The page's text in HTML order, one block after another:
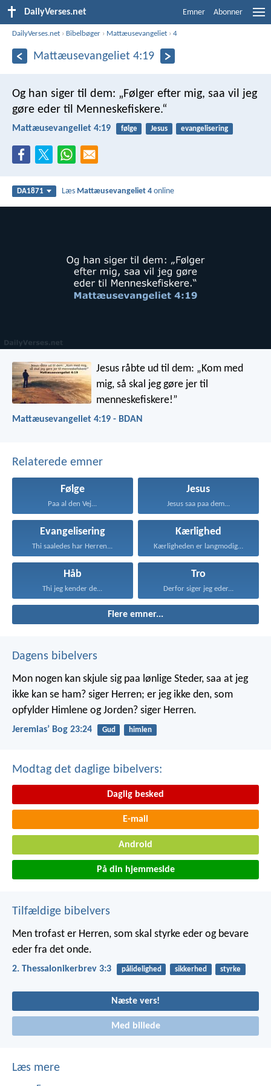
DailyVerses.net Emner Abonner
DailyVerses.net › Bibelbøger › Mattæusevangeliet ›4
Mattæusevangeliet 4:19
Og han siger til dem: „Følger efter mig, saa vil jeg
gøre eder til Menneskefiskere.“
Mattæusevangeliet 4:19 følge Jesus evangelisering
DA1871 Læs Mattæusevangeliet 4 online
Jesus råbte ud til dem: „Kom med
mig, så skal jeg gøre jer til
menneskefiskere!”
Mattæusevangeliet 4:19 - BDAN
Relaterede emner
Følge
Paa al den Vej...
Jesus
Jesus saa paa dem...
Evangelisering
Thi saaledes har Herren...
Kærlighed
Kærligheden er langmodig, er...
Håb
Thi jeg kender de...
Tro
Derfor siger jeg eder...
Flere emner...
Dagens bibelvers
Mon nogen kan skjule sig paa lønlige Steder, saa at jeg
ikke kan se ham? siger Herren; er jeg ikke den, som
opfylder Himlene og Jorden? siger Herren.
Jeremiasʼ Bog 23:24 Gud himlen
Modtag det daglige bibelvers:
Daglig besked
E-mail
Android
På din hjemmeside
Tilfældige bibelvers
Men trofast er Herren, som skal styrke eder og bevare
eder fra det onde.
2. Thessalonikerbrev 3:3 pålidelighed sikkerhed styrke
Næste vers!
Med billede
Læs mere